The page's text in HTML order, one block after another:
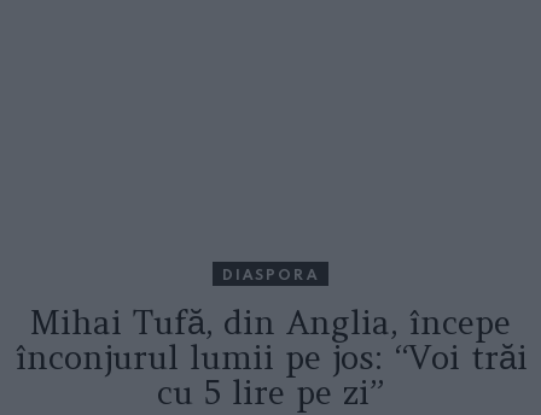
DIASPORA
Mihai Tufă, din Anglia, începe
înconjurul lumii pe jos: “Voi trăi
cu 5 lire pe zi”